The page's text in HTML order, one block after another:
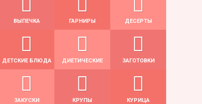
ВЫПЕЧКА ГАРНИРЫ ДЕСЕРТЫ
ДЕТСКИЕ БЛЮДА ДИЕТИЧЕСКИЕ ЗАГОТОВКИ
ЗАКУСКИ КРУПЫ КУРИЦА